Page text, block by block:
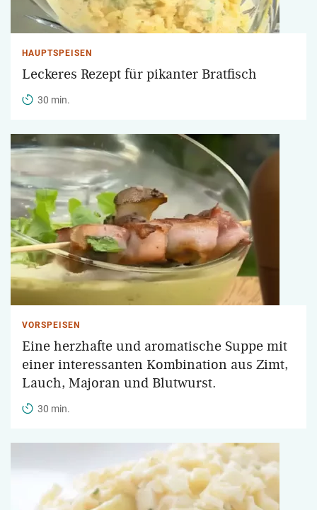
HAUPTSPEISEN
Leckeres Rezept für pikanter Bratfisch
30 min.
VORSPEISEN
Eine herzhafte und aromatische Suppe mit
einer interessanten Kombination aus Zimt,
Lauch, Majoran und Blutwurst.
30 min.